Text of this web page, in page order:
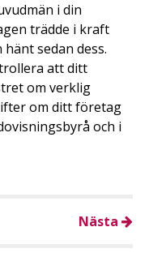
i din
trädde i kraft
sedan dess.
att ditt
om verklig
om ditt företag
och i
Nästa